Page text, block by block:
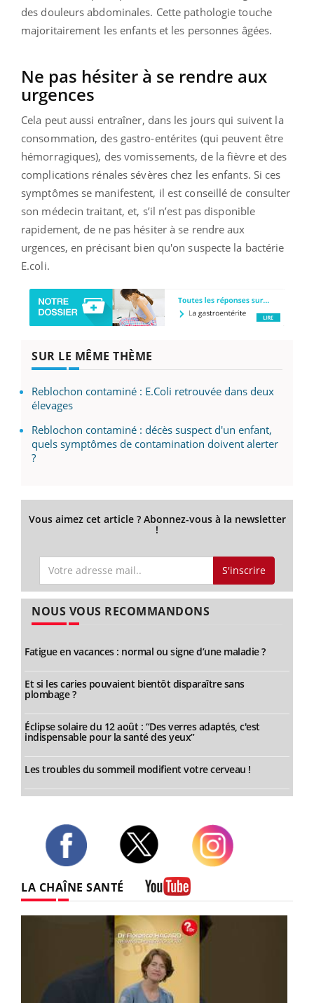
des douleurs abdominales. Cette pathologie touche
majoritairement les enfants et les personnes âgées.
Ne pas hésiter à se rendre aux
urgences
Cela peut aussi entraîner, dans les jours qui suivent la
consommation, des gastro-entérites (qui peuvent être
hémorragiques), des vomissements, de la fièvre et des
complications rénales sévères chez les enfants. Si ces
symptômes se manifestent, il est conseillé de consulter
son médecin traitant, et, s’il n’est pas disponible
rapidement, de ne pas hésiter à se rendre aux
urgences, en précisant bien qu'on suspecte la bactérie
E.coli.
SUR LE MÊME THÈME
Reblochon contaminé : E.Coli retrouvée dans deux
élevages
Reblochon contaminé : décès suspect d'un enfant,
quels symptômes de contamination doivent alerter
?
Vous aimez cet article ? Abonnez-vous à la newsletter
!
S'inscrire
NOUS VOUS RECOMMANDONS
Fatigue en vacances : normal ou signe d’une maladie ?
Et si les caries pouvaient bientôt disparaître sans
plombage ?
Éclipse solaire du 12 août : “Des verres adaptés, c'est
indispensable pour la santé des yeux”
Les troubles du sommeil modifient votre cerveau !
LA CHAÎNE SANTÉ